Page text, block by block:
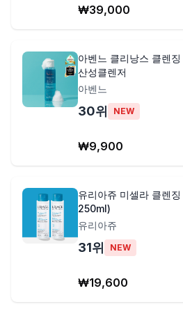
₩39,000
아벤느 클리낭스 클렌
산성클렌저
아벤느
30위 NEW
₩9,900
유리아쥬 미셀라 클렌
250ml)
유리아쥬
31위 NEW
₩19,600